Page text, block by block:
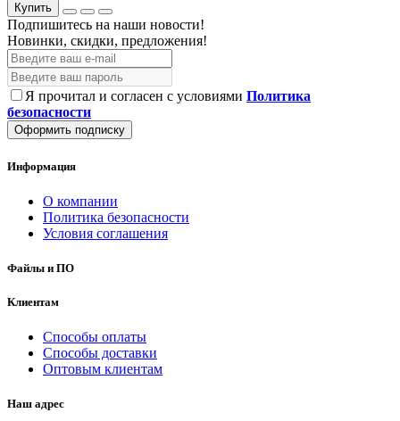
Купить
Подпишитесь на наши новости!
Новинки, скидки, предложения!
Я прочитал и согласен с условиями Политика
безопасности
Оформить подписку
Информация
О компании
Политика безопасности
Условия соглашения
Файлы и ПО
Клиентам
Способы оплаты
Способы доставки
Оптовым клиентам
Наш адрес